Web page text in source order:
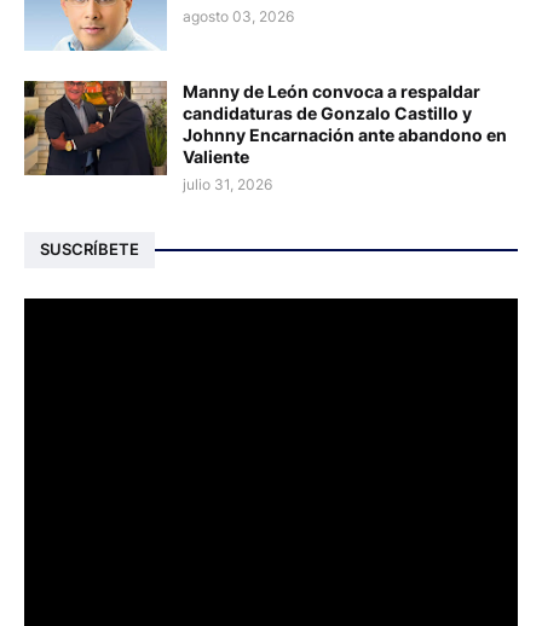
agosto 03, 2026
Manny de León convoca a respaldar
candidaturas de Gonzalo Castillo y
Johnny Encarnación ante abandono en
Valiente
julio 31, 2026
SUSCRÍBETE